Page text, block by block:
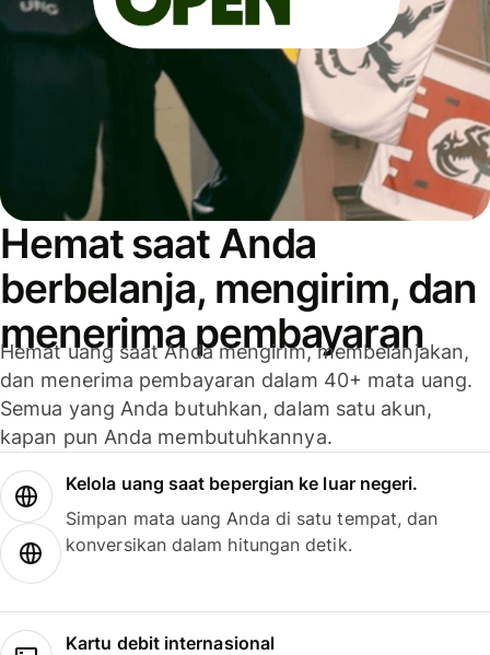
Hemat saat Anda
berbelanja, mengirim, dan
menerima pembayaran
Hemat uang saat Anda mengirim, membelanjakan,
dan menerima pembayaran dalam 40+ mata uang.
Semua yang Anda butuhkan, dalam satu akun,
kapan pun Anda membutuhkannya.
Kelola uang saat bepergian ke luar negeri.
Simpan mata uang Anda di satu tempat, dan
konversikan dalam hitungan detik.
Kartu debit internasional